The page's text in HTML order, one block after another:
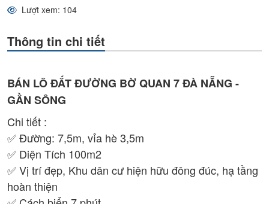
Lượt xem: 104
Thông tin chi tiết
BÁN LÔ ĐẤT ĐƯỜNG BỜ QUAN 7 ĐÀ NẴNG -
GẦN SÔNG
Chi tiết :
✅ Đường: 7,5m, vỉa hè 3,5m
✅ Diện Tích 100m2
✅ Vị trí đẹp, Khu dân cư hiện hữu đông đúc, hạ tầng
hoàn thiện